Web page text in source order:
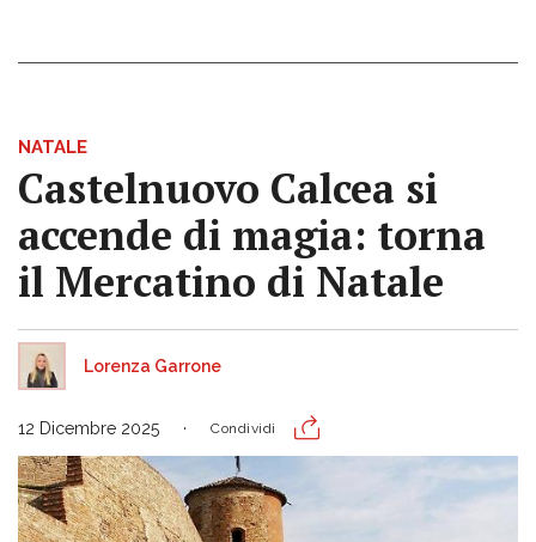
NATALE
Castelnuovo Calcea si
accende di magia: torna
il Mercatino di Natale
Lorenza Garrone
12 Dicembre 2025 Condividi